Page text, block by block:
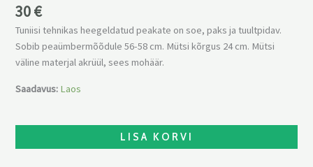
30€
Tuniisi tehnikas heegeldatud peakate on soe, paks ja tuultpidav.
Sobib peaümbermõõdule 56-58 cm. Mütsi kõrgus 24 cm. Mütsi
väline materjal akrüül, sees mohäär.
Saadavus: Laos
LISA KORVI